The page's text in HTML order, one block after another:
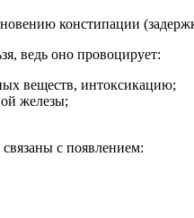
констипации
ведь оно провоцирует:
веществ, интоксикацию;
железы;
с появлением: